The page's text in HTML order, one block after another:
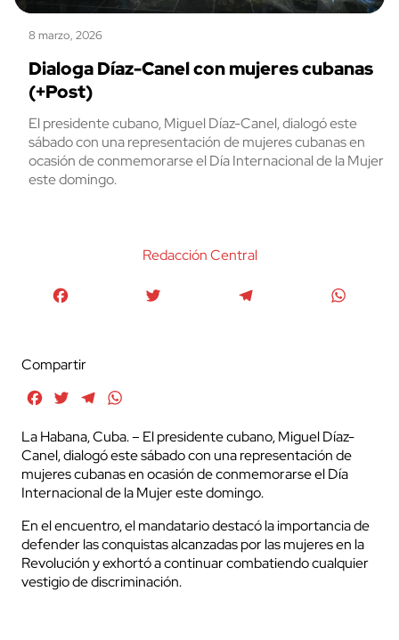
8 marzo, 2026
Dialoga Díaz-Canel con mujeres cubanas
(+Post)
El presidente cubano, Miguel Díaz-Canel, dialogó este
sábado con una representación de mujeres cubanas en
ocasión de conmemorarse el Día Internacional de la Mujer
este domingo.
Redacción Central
Compartir
FacebookTwitterTelegram
La Habana, Cuba. – El presidente cubano, Miguel Díaz-
Canel, dialogó este sábado con una representación de
mujeres cubanas en ocasión de conmemorarse el Día
Internacional de la Mujer este domingo.
En el encuentro, el mandatario destacó la importancia de
defender las conquistas alcanzadas por las mujeres en la
Revolución y exhortó a continuar combatiendo cualquier
vestigio de discriminación.